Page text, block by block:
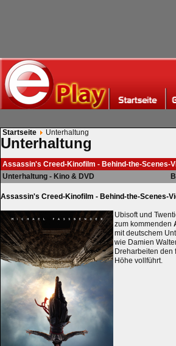
Startseite Unterhaltung
Unterhaltung
Assassin's Creed-Kinofilm - Behind-the-Scenes-
Unterhaltung - Kino & DVD
Assassin's Creed-Kinofilm - Behind-the-Scenes-
Ubisoft und
zum kommenden
mit deutschem
wie Damien
Dreharbeiten den
Höhe vollführt.